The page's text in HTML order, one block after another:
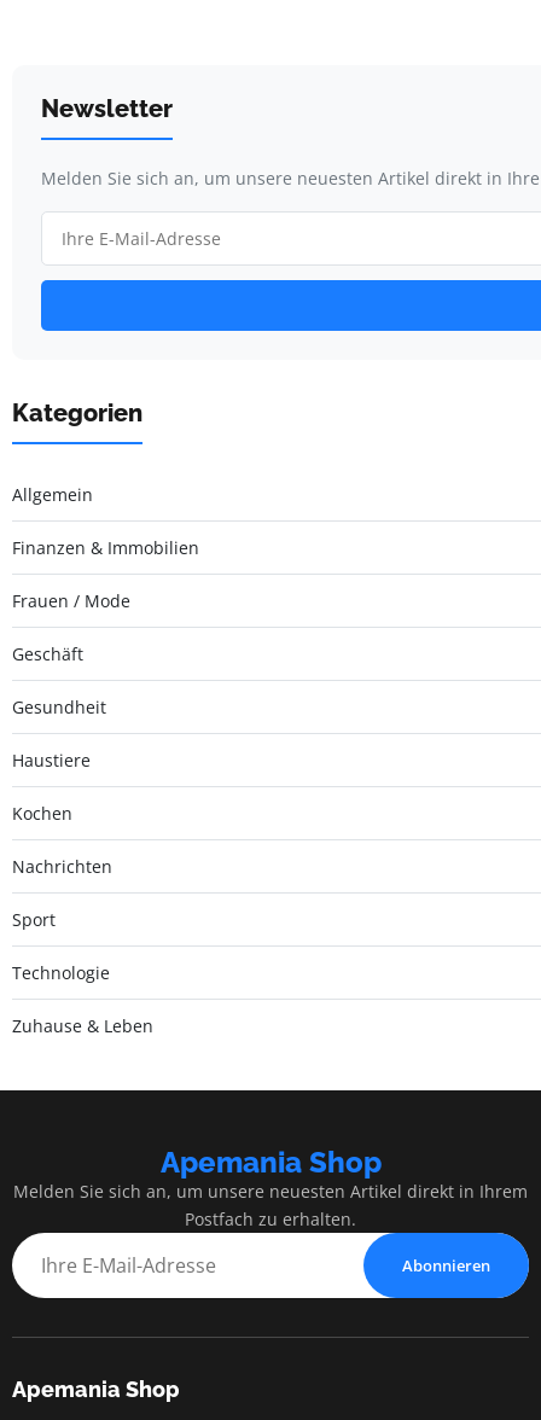
Newsletter
Melden Sie sich an, um unsere neuesten Artikel direkt in
Kategorien
Allgemein
Finanzen & Immobilien
Frauen / Mode
Geschäft
Gesundheit
Haustiere
Kochen
Nachrichten
Sport
Technologie
Zuhause & Leben
Apemania Shop
Melden Sie sich an, um unsere neuesten Artikel direkt in Ihrem
Postfach zu erhalten.
Abonnieren
Apemania Shop